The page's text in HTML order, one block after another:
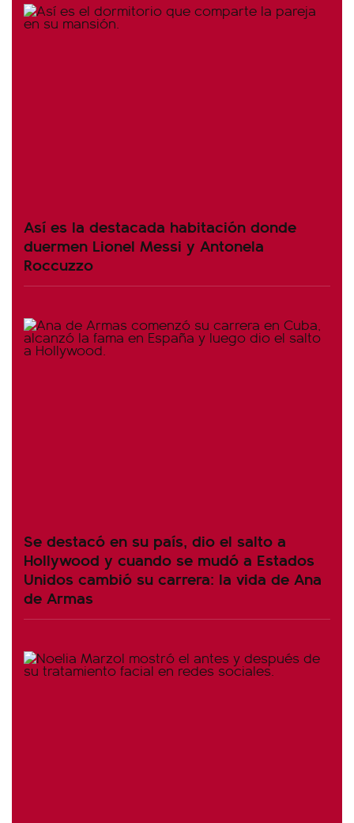
Así es la destacada habitación donde
duermen Lionel Messi y Antonela
Roccuzzo
Se destacó en su país, dio el salto a
Hollywood y cuando se mudó a Estados
Unidos cambió su carrera: la vida de Ana
de Armas